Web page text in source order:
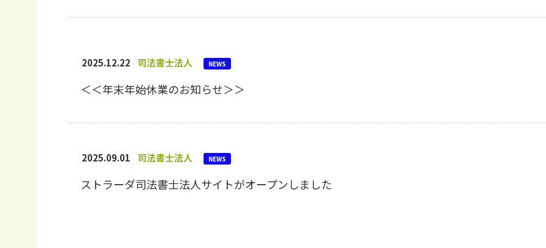
2025.12.22 司法書士法人 NEWS
＜＜年末年始休業のお知らせ＞＞
2025.09.01 司法書士法人 NEWS
ストラーダ司法書士法人サイトがオープンしました